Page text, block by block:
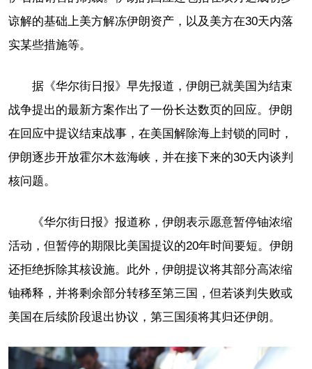
谅解的基础上美方解冻伊朗资产，以及美方在30天内落
实某些措施等。
据《华尔街日报》早先报道，伊朗已就美国为结束
战争提出的最新方案作出了一份长达数页的回应。伊朗
在回应中提议结束战事，在美国解除海上封锁的同时，
伊朗逐步开放霍尔木兹海峡，并在接下来的30天内谈判
核问题。
《华尔街日报》报道称，伊朗表示愿意暂停铀浓缩
活动，但暂停的期限比美国提议的20年时间要短。伊朗
还拒绝拆除其核设施。此外，伊朗提议将其部分高浓缩
铀稀释，并将剩余部分转移至第三国，但若谈判失败或
美国在后续阶段退出协议，第三国须将其归还伊朗。